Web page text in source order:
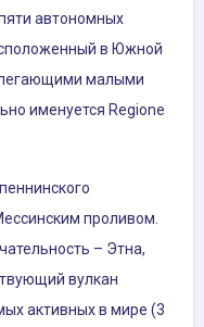
автономных
в Южной
малыми
именуется Regione
проливом.
– Этна,
вулкан
активных в мире (3